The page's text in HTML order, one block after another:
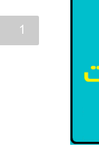
مبانی
و